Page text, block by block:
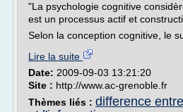
"La psychologie cognitive
est un processus actif et
Selon la conception cognitive, le
Lire la suite
Date: 2009-09-03 13:21:20
Site : http://www.ac-grenoble.fr
Thèmes liés : difference